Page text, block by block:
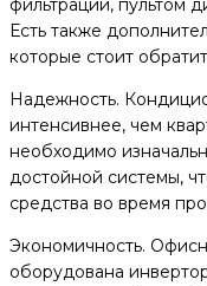
фильтрации, пультом
Есть также
которые стоит
Надежность.
интенсивнее, чем
необходимо
достойной системы,
средства во время
Экономичность.
оборудована